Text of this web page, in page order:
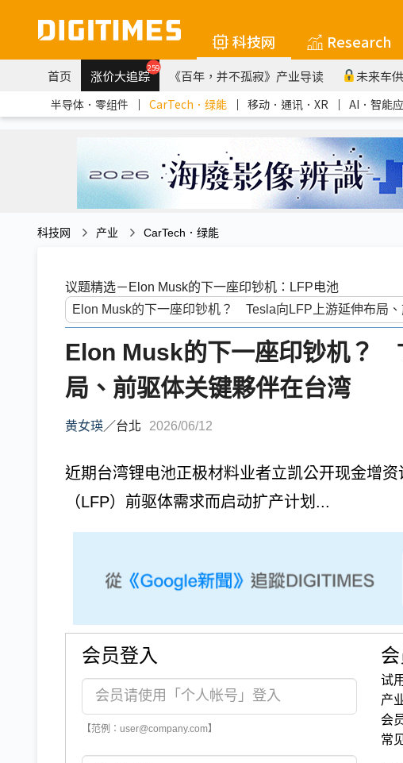
科技网 Research
首页 涨价大追踪259 《百年，并不孤寂》产业导读 未来车
半导体．零组件 ｜ CarTech．绿能 ｜ 移动．通讯．XR ｜ AI．智能
科技网 产业 CarTech．绿能
议题精选－Elon Musk的下一座印钞机：LFP电池
Elon Musk的下一座印钞机？
局、前驱体关键夥伴在台湾
黄女瑛／台北 2026/06/12
近期台湾锂电池正极材料业者立凯公开现金增
（LFP）前驱体需求而启动扩产计划...
会员登入
【范例：user@company.com】
试
产
会
常